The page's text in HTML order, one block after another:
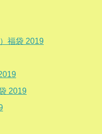
福袋 2019
2019